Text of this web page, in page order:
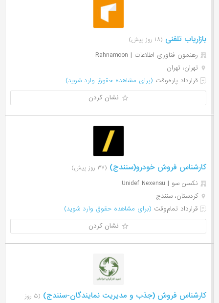
بازاریاب تلفنی (۱۸ روز پیش)
رهنمون فناوری اطلاعات | Rahnamoon
تهران، تهران
قرارداد پاره‌وقت (برای مشاهده حقوق وارد شوید)
نشان کردن
کارشناس فروش خودرو(سنندج) (۳۷ روز پیش)
نکسن سو | Unidef Nexensu
کردستان، سنندج
قرارداد تمام‌وقت (برای مشاهده حقوق وارد شوید)
نشان کردن
کارشناس فروش (جذب و مدیریت نمایندگان-سنندج)
(۵ روز